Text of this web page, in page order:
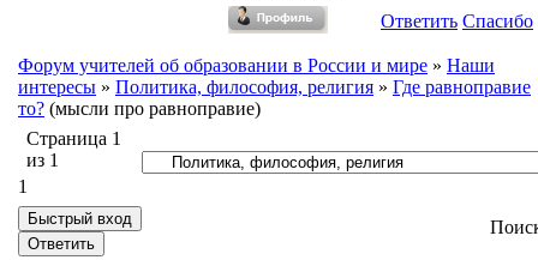
Ответить Спасибо
Форум учителей об образовании в России и мире » Наши
интересы » Политика, философия, религия » Где равноправие
то? (мысли про равноправие)
Страница 1
из 1
1